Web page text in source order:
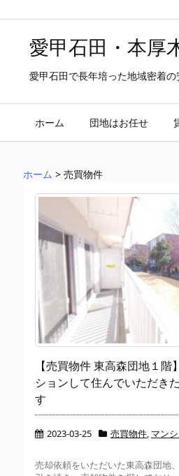
愛甲石田・本厚
愛甲石田で長年培った地域密着
ホーム 団地はお任せ
ホーム > 売買物件
【売買物件 東高森団地１
ションして住んでいただき
す
2023-03-25 売買物件 マン
売却依頼をいただいた東高森団地